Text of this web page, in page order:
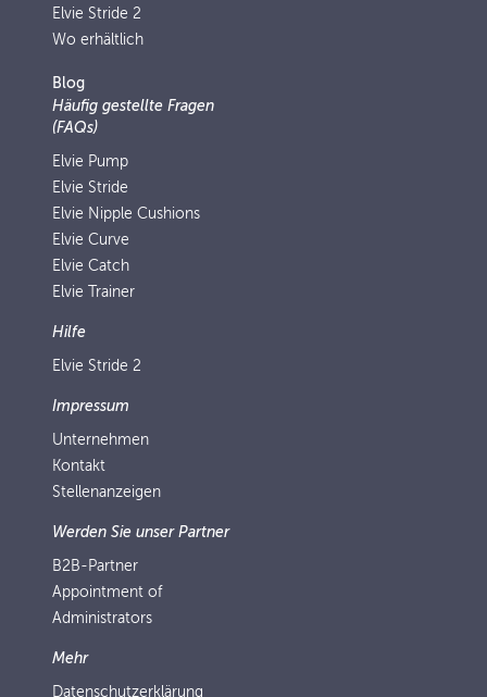
Elvie Stride 2
Wo erhältlich
Blog
Häufig gestellte Fragen
(FAQs)
Elvie Pump
Elvie Stride
Elvie Nipple Cushions
Elvie Curve
Elvie Catch
Elvie Trainer
Hilfe
Elvie Stride 2
Impressum
Unternehmen
Kontakt
Stellenanzeigen
Werden Sie unser Partner
B2B-Partner
Appointment of
Administrators
Mehr
Datenschutzerklärung